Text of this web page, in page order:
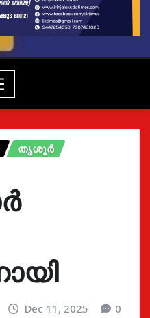
തൃശൂർ
Dec 11, 2025 0